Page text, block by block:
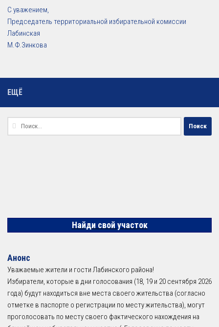
С уважением,
Председатель территориальной избирательной комиссии
Лабинская
М.Ф.Зинкова
ЕЩЁ
Найти:
Найди свой участок
Анонс
Уважаемые жители и гости Лабинского района!
Избиратели, которые в дни голосования (18, 19 и 20 сентября 2026
года) будут находиться вне места своего жительства (согласно
отметке в паспорте о регистрации по месту жительства), могут
проголосовать по месту своего фактического нахождения на